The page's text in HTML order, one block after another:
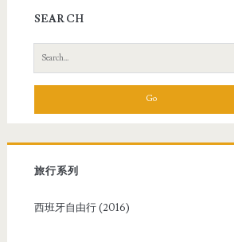
SEARCH
e
r
h
f
r
旅行系列
西班牙自由行 (2016)